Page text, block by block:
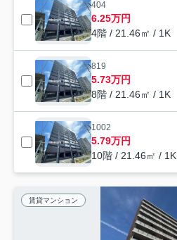
404
6.25万円
4階 / 21.46㎡ / 1K
819
5.73万円
8階 / 21.46㎡ / 1K
1002
5.79万円
10階 / 21.46㎡ / 1K
賃貸マンション